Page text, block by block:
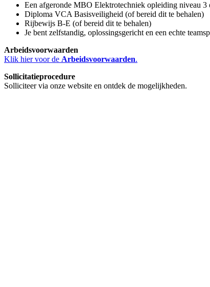
Een afgeronde MBO Elektrotechniek opleiding niveau 3
Diploma VCA Basisveiligheid (of bereid dit te behalen)
Rijbewijs B-E (of bereid dit te behalen)
Je bent zelfstandig, oplossingsgericht en een echte
Arbeidsvoorwaarden
Klik hier voor de Arbeidsvoorwaarden.
Sollicitatieprocedure
Solliciteer via onze website en ontdek de mogelijkheden.